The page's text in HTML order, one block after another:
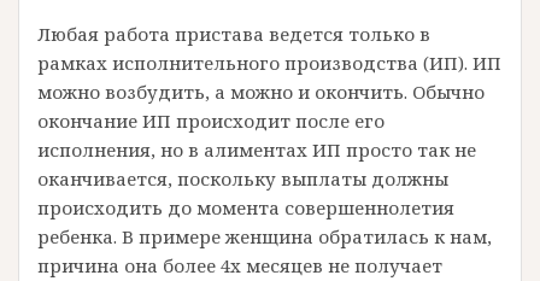
Любая работа пристава ведется только в
рамках исполнительного производства (ИП). ИП
можно возбудить, а можно и окончить. Обычно
окончание ИП происходит после его
исполнения, но в алиментах ИП просто так не
оканчивается, поскольку выплаты должны
происходить до момента совершеннолетия
ребенка. В примере женщина обратилась к нам,
причина она более 4х месяцев не получает